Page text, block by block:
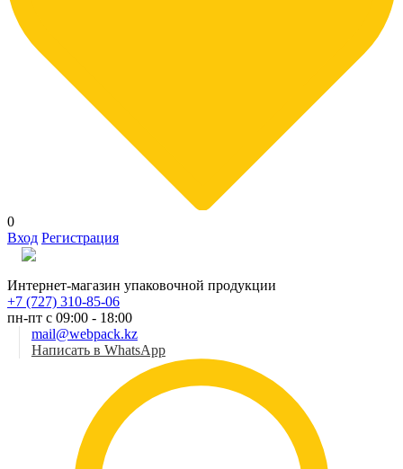
0
Вход Регистрация
Интернет-магазин упаковочной продукции
+7 (727) 310-85-06
пн-пт с 09:00 - 18:00
mail@webpack.kz
Написать в WhatsApp